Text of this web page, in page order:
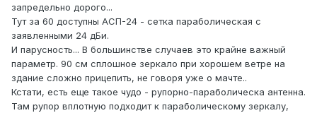
запредельно дорого...
Тут за 60 доступны АСП-24 - сетка параболическая с
заявленными 24 дБи.
И парусность... В большинстве случаев это крайне важный
параметр. 90 см сплошное зеркало при хорошем ветре на
здание сложно прицепить, не говоря уже о мачте..
Кстати, есть еще такое чудо - рупорно-параболическа антенна.
Там рупор вплотную подходит к параболическому зеркалу,